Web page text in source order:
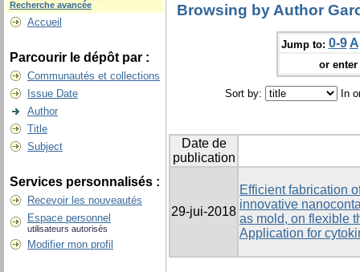
Recherche avancée
Accueil
Parcourir le dépôt par :
Communautés et collections
Issue Date
Author
Title
Subject
Services personnalisés :
Recevoir les nouveautés
Espace personnel
utilisateurs autorisés
Modifier mon profil
Browsing by Author
Jump to: 0-9 A
or
Sort by: In
Date de
publication
29-jui-2018
Efficient fabrication
innovative
as mold, on flexible
Application for